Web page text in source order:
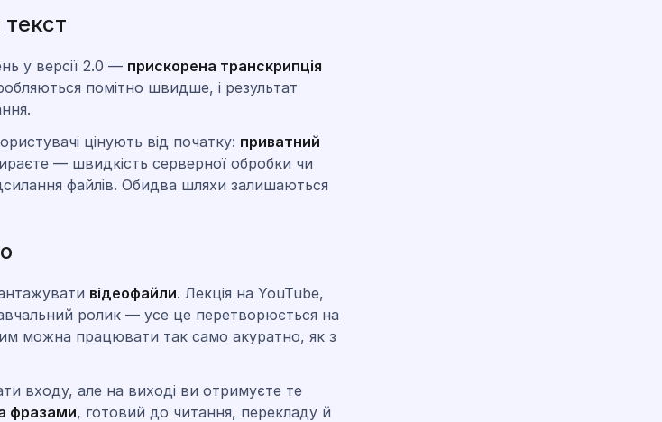
у версії 2.0 — прискорена транскрипція
помітно швидше, і результат
цінують від початку: приватний
— швидкість серверної обробки чи
файлів. Обидва шляхи залишаються
відеофайли. Лекція на YouTube,
ролик — усе це перетворюється на
можна працювати так само акуратно, як з
входу, але на виході ви отримуєте те
фразами, готовий до читання, перекладу й